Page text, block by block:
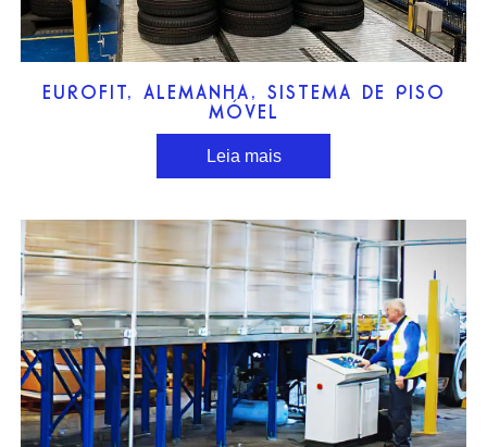
EUROFIT, ALEMANHA, SISTEMA DE PISO
MÓVEL
Leia mais